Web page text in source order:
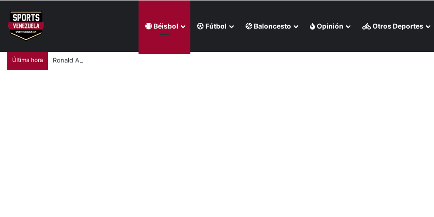
Béisbol Fútbol Baloncesto Opinión Otros Deportes
Última hora Ronald Acuña Jr sonó un par jonrones y extendió racha de victorias de Bravos de Atlanta (+Videos)